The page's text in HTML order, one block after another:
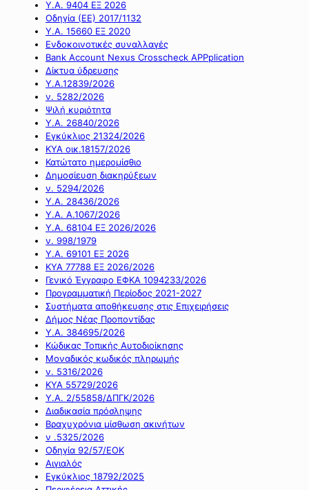
Υ.Α. 9404 ΕΞ 2026
Οδηγία (ΕΕ) 2017/1132
Υ.Α. 15660 ΕΞ 2020
Ενδοκοινοτικές συναλλαγές
Bank Account Nexus Crosscheck APPplication
Δίκτυα ύδρευσης
Υ.Α.12839/2026
ν. 5282/2026
Ψιλή κυριότητα
Υ.Α. 26840/2026
Εγκύκλιος 21324/2026
ΚΥΑ οικ.18157/2026
Κατώτατο ημερομίσθιο
Δημοσίευση διακηρύξεων
ν. 5294/2026
Υ.Α. 28436/2026
Υ.Α. Α.1067/2026
Υ.Α. 68104 ΕΞ 2026/2026
ν. 998/1979
Υ.Α. 69101 ΕΞ 2026
ΚΥΑ 77788 ΕΞ 2026/2026
Γενικό Έγγραφο ΕΦΚΑ 1094233/2026
Προγραμματική Περίοδος 2021-2027
Συστήματα αποθήκευσης στις Επιχειρήσεις
Δήμος Νέας Προποντίδας
Υ.Α. 384695/2026
Κώδικας Τοπικής Αυτοδιοίκησης
Μοναδικός κωδικός πληρωμής
ν. 5316/2026
ΚΥΑ 55729/2026
Υ.Α. 2/55858/ΔΠΓΚ/2026
Διαδικασία πρόσληψης
Βραχυχρόνια μίσθωση ακινήτων
ν .5325/2026
Οδηγία 92/57/ΕΟΚ
Αιγιαλός
Εγκύκλιος 18792/2025